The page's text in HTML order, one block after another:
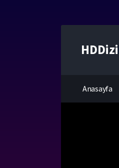
HDDizi
Anasayfa